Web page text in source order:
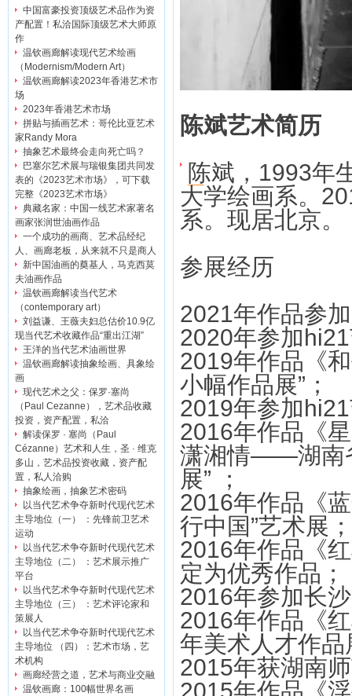
中国富豪投资顶级艺术品作为资
产配置！私洽国际顶级艺术大师原
作
温钦画廊解读现代艺术绘画
（Modernism/Modern Art）
温钦画廊解读2023年香港艺术市
场
2023年香港艺术市场
拼贴与插画艺术：哥伦比亚艺术
家Randy Mora
抽象艺术最终会走向死亡吗？
巴塞尔艺术展与瑞银集团共同发
表的《2023艺术市场》，可下载
完整《2023艺术市场》
典藏名家：中国一线艺术家著名
画家张润世油画作品
一个成功的画商、艺术品经纪
人、画廊老板，从来就不只是商人
新中国油画的奠基人，马克西莫
夫油画作品
温钦画廊解读当代艺术
（contemporary art）
刘益谦、王薇夫妇总估价10.9亿
现当代艺术收藏作品“重出江湖”
王洋的当代艺术油画世界
温钦画廊解读抽象绘画、具象绘
画
现代艺术之父：保罗·塞尚
（Paul Cezanne），艺术品收藏
投资，资产配置，私洽
解读保罗 · 塞尚（Paul
Cézanne）艺术和人生，圣 · 维克
多山，艺术品投资收藏，资产配
置，私人洽购
抽象绘画，抽象艺术密码
以当代艺术争夺新时代现代艺术
主导地位（一） ：先锋前卫艺术
运动
以当代艺术争夺新时代现代艺术
主导地位（二） ：艺术展示推广
平台
以当代艺术争夺新时代现代艺术
主导地位（三） ：艺术评论家和
策展人
以当代艺术争夺新时代现代艺术
主导地位 （四）：艺术市场，艺
术机构
画廊经营之道，艺术与商业交融
温钦画廊：100幅世界名画
陈斌艺术简历
陈斌 ，1993年
大学绘画系。
系。现居北京。
参展经历
2021年作品参
2020年参加
2019年作品《
小幅作品展”；
2019年参加
2016年作品《
潇湘情——湖南
展” ；
2016年作品《
行中国”艺术展；
2016年作品《
定为优秀作品；
2016年参加长
2016年作品《
年美术人才作品
2015年获湖南